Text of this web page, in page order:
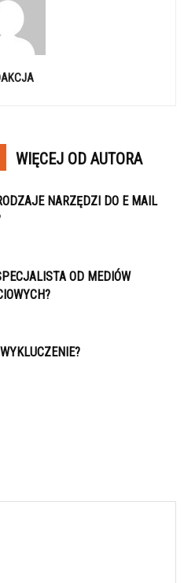
WIĘCEJ OD AUTORA
NARZĘDZI DO E MAIL
OD MEDIÓW